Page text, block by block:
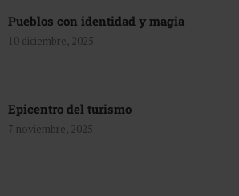
Pueblos con identidad y magia
10 diciembre, 2025
Epicentro del turismo
7 noviembre, 2025